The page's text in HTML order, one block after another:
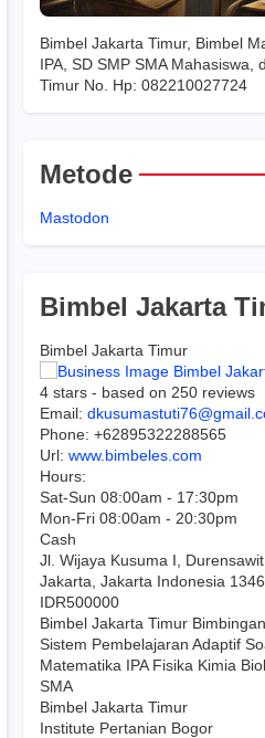
Bimbel Jakarta Timur, Bimbel
IPA, SD SMP SMA Mahasiswa,
Timur No. Hp: 082210027724
Metode
Mastodon
Bimbel Jakarta
Bimbel Jakarta Timur
4stars - based on 250reviews
Email:
Phone: +62895322288565
Url: www.bimbeles.com
Hours:
Sat-Sun 08:00am - 17:30pm
Mon-Fri 08:00am - 20:30pm
Cash
Jl. Wijaya Kusuma I,
Jakarta Jakarta Indonesia
IDR500000
Bimbel Jakarta Timur
Sistem Pembelajaran Adaptif
Matematika IPA Fisika Kimia
SMA
Bimbel Jakarta Timur
Institute Pertanian Bogor